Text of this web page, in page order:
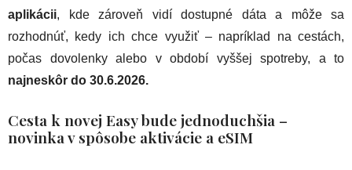
aplikácii, kde zároveň vidí dostupné dáta a môže sa
rozhodnúť, kedy ich chce využiť – napríklad na cestách,
počas dovolenky alebo v období vyššej spotreby, a to
najneskôr do 30.6.2026.
Cesta k novej Easy bude jednoduchšia –
novinka v spôsobe aktivácie a eSIM